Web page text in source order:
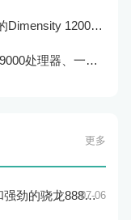
OnePlus Nord 2发布，搭载高效的Dimensity 1200-AI处理器和高品质的摄像头
Redmi K50 Pro+发布，搭载天玑9000处理器、一亿像素主摄像头和120W快充技术
更多
骁龙888处理器07-06